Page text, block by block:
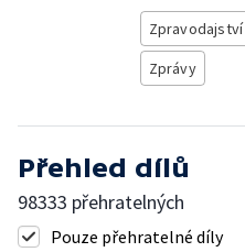
Zpravodajství
Zprávy
Přehled dílů
98333 přehratelných
Pouze přehratelné díly